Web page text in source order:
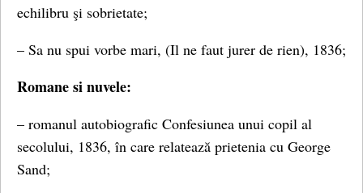
echilibru şi sobrietate;
– Sa nu spui vorbe mari, (Il ne faut jurer de rien), 1836;
Romane si nuvele:
– romanul autobiografic Confesiunea unui copil al
secolului, 1836, în care relatează prietenia cu George
Sand;